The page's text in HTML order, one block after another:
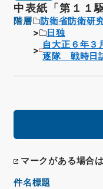
中表紙「第１１
階層 防衛省防衛研
日独
自大正６年
逐隊 戦時
マークがある場合
件名標題